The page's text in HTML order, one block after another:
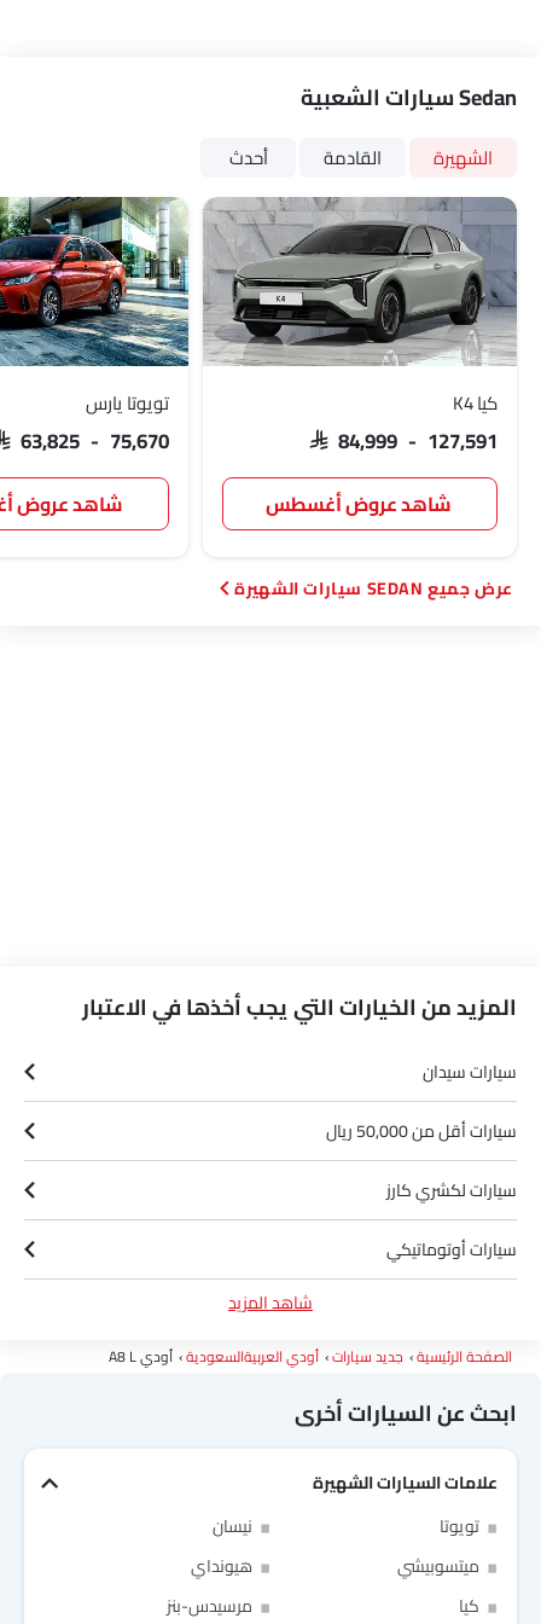
أغطية العجلات
أقفال باب الطاقةSedan سيارات الشعبية
الشهيرة القادمة أحدث
كيا K4
SAR 84,999 - 127,591
شاهد عروض أغسطس
تويوتا يارس
63,825 - 75,670
شاهد عروض
SEDAN سيارات الشهيرة
المزيد من الخيارات التي يجب أخذها في الاعتبار
سيارات سيدان
سيارات أقل من 50,000 ريال
سيارات لكشري كارز
سيارات أوتوماتيكي
شاهد المزيد
الصفحة الرئيسية جديد سيارات أودي العربيةالسعودية أودي A8 L
ابحث عن السيارات أخرى
علامات السيارات الشهيرة
تويوتا
نيسان
ميتسوبيشي
هيونداي
كيا
مرسيدس-بنز
Link Your Google Account